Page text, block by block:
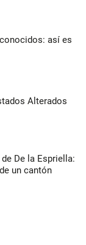
así es
Alterados
De la Espriella:
un cantón